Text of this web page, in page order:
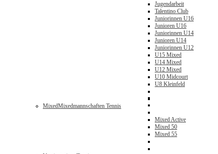
Jugendarbeit
Talentino Club
Juniorinnen U16
Junioren U16
Juniorinnen U14
Junioren U14
Juniorinnen U12
U15 Mixed
U14 Mixed
U12 Mixed
U10 Midcourt
U8 Kleinfeld
MixedMixedmannschaften Tennis
Mixed Active
Mixed 50
Mixed 55